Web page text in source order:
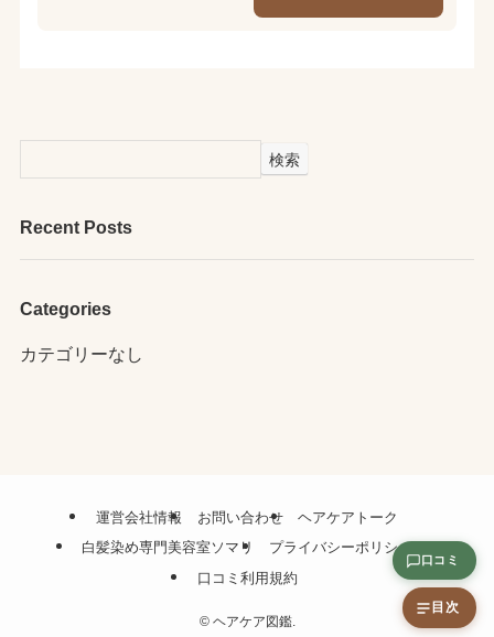
検索
Recent Posts
Categories
カテゴリーなし
運営会社情報 お問い合わせ
ヘアケアトーク
白髪染め専門美容室ソマリ
プライバシーポリシー
口コミ利用規約
©ヘアケア図鑑.
口コミ
目次